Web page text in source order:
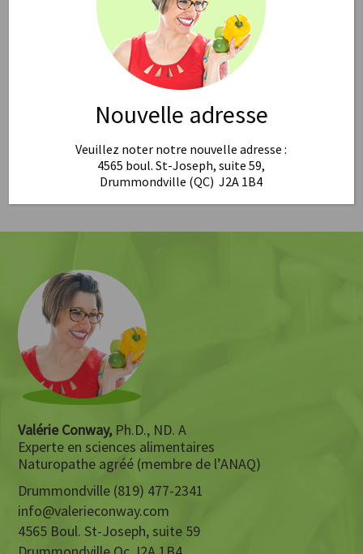
Coaching en perte de poids
Remise en forme
Optimisation posturale
(Biotonix Posture)
aux entreprises
− Prenez votre santé en main
dès aujourd’hui −
Valérie Conway,Ph.D., ND. A
Experte en sciences alimentaires
Naturopathe agréé (membre de l’ANAQ)
Drummondville (819) 477-2341
info@valerieconway.com
4565 Boul. St-Joseph, suite 59
Nouvelle adresse
Veuillez noter notre nouvelle adresse :
4565 boul. St-Joseph, suite 59,
Drummondville (QC) J2A 1B4